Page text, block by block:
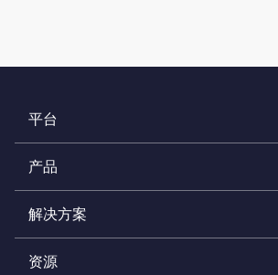
平台
产品
解决方案
资源